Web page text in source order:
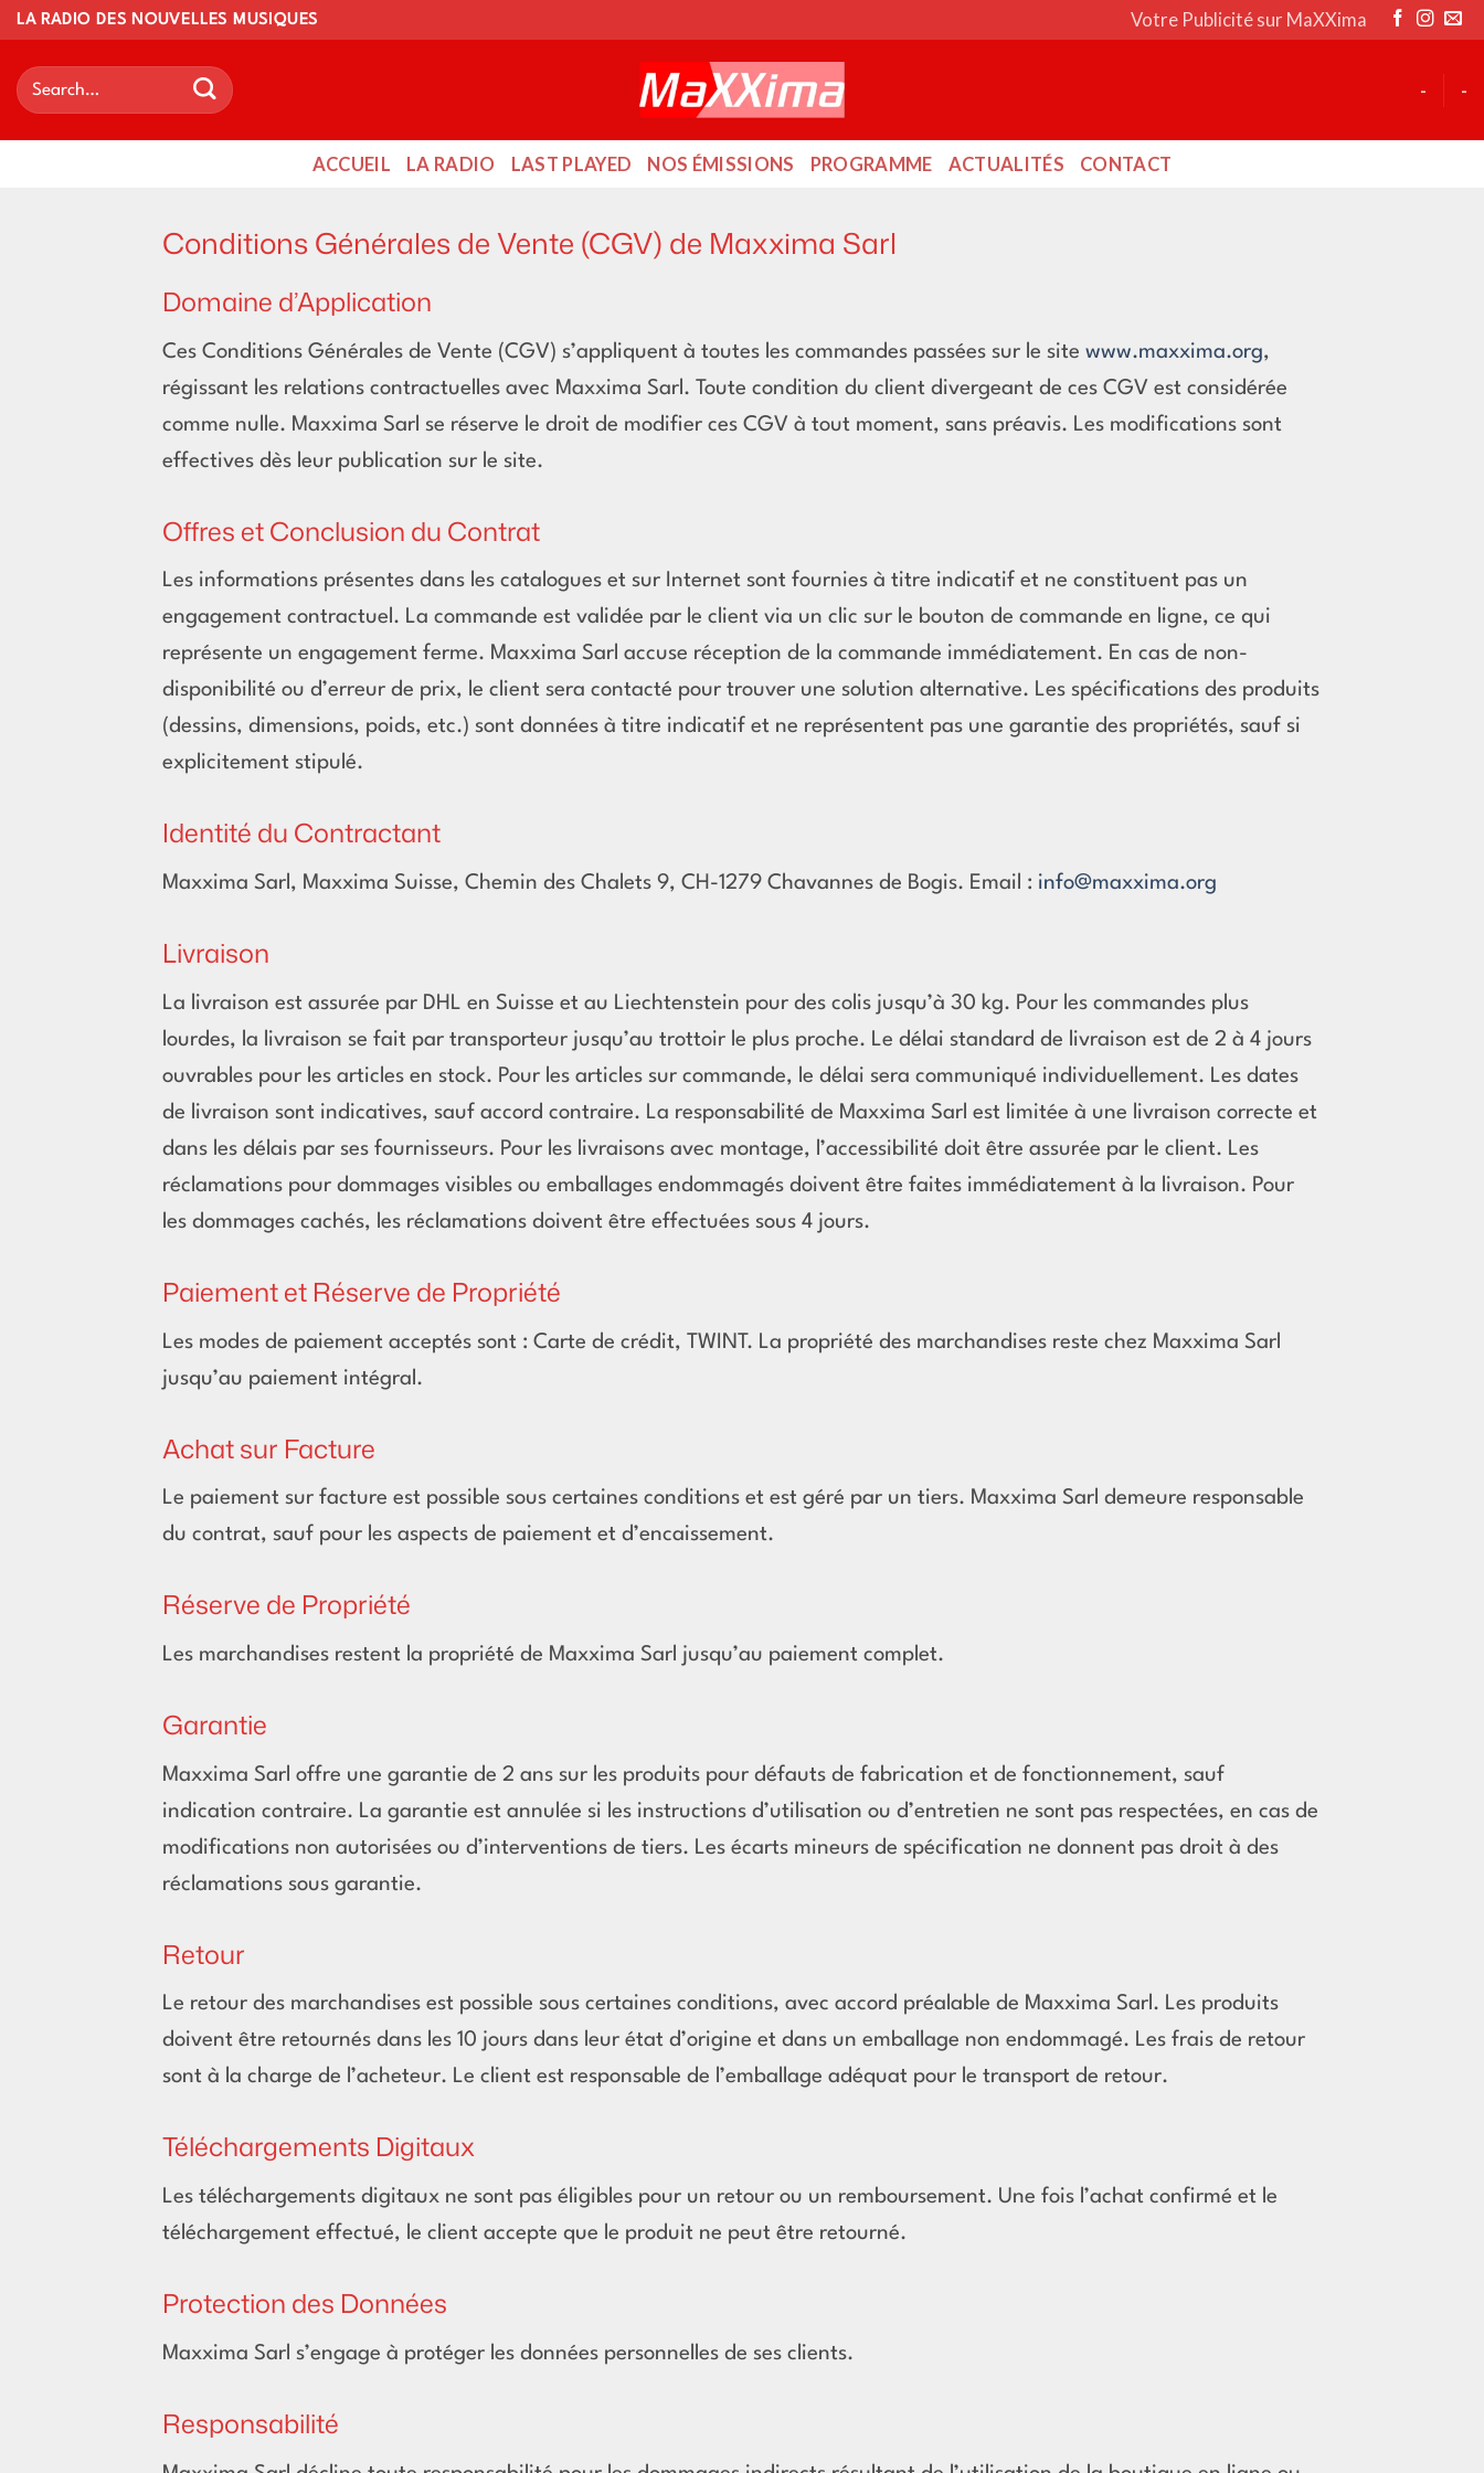
Skip
content
LA RADIO DES NOUVELLES MUSIQUES Votre Publicité sur MaXXima
- -
ACCUEIL LA RADIO LAST PLAYED NOS ÉMISSIONS PROGRAMME ACTUALITÉS CONTACT
Conditions Générales de Vente (CGV) de Maxxima Sarl
Domaine d’Application
Ces Conditions Générales de Vente (CGV) s’appliquent à toutes les commandes passées sur le site www.maxxima.org,
régissant les relations contractuelles avec Maxxima Sarl. Toute condition du client divergeant de ces CGV est considérée
comme nulle. Maxxima Sarl se réserve le droit de modifier ces CGV à tout moment, sans préavis. Les modifications sont
effectives dès leur publication sur le site.
Offres et Conclusion du Contrat
Les informations présentes dans les catalogues et sur Internet sont fournies à titre indicatif et ne constituent pas un
engagement contractuel. La commande est validée par le client via un clic sur le bouton de commande en ligne, ce qui
représente un engagement ferme. Maxxima Sarl accuse réception de la commande immédiatement. En cas de non-
disponibilité ou d’erreur de prix, le client sera contacté pour trouver une solution alternative. Les spécifications des produits
(dessins, dimensions, poids, etc.) sont données à titre indicatif et ne représentent pas une garantie des propriétés, sauf si
explicitement stipulé.
Identité du Contractant
Maxxima Sarl, Maxxima Suisse, Chemin des Chalets 9, CH-1279 Chavannes de Bogis. Email : info@maxxima.org
Livraison
La livraison est assurée par DHL en Suisse et au Liechtenstein pour des colis jusqu’à 30 kg. Pour les commandes plus
lourdes, la livraison se fait par transporteur jusqu’au trottoir le plus proche. Le délai standard de livraison est de 2 à 4 jours
ouvrables pour les articles en stock. Pour les articles sur commande, le délai sera communiqué individuellement. Les dates
de livraison sont indicatives, sauf accord contraire. La responsabilité de Maxxima Sarl est limitée à une livraison correcte et
dans les délais par ses fournisseurs. Pour les livraisons avec montage, l’accessibilité doit être assurée par le client. Les
réclamations pour dommages visibles ou emballages endommagés doivent être faites immédiatement à la livraison. Pour
les dommages cachés, les réclamations doivent être effectuées sous 4 jours.
Paiement et Réserve de Propriété
Les modes de paiement acceptés sont : Carte de crédit, TWINT. La propriété des marchandises reste chez Maxxima Sarl
jusqu’au paiement intégral.
Achat sur Facture
Le paiement sur facture est possible sous certaines conditions et est géré par un tiers. Maxxima Sarl demeure responsable
du contrat, sauf pour les aspects de paiement et d’encaissement.
Réserve de Propriété
Les marchandises restent la propriété de Maxxima Sarl jusqu’au paiement complet.
Garantie
Maxxima Sarl offre une garantie de 2 ans sur les produits pour défauts de fabrication et de fonctionnement, sauf
indication contraire. La garantie est annulée si les instructions d’utilisation ou d’entretien ne sont pas respectées, en cas de
modifications non autorisées ou d’interventions de tiers. Les écarts mineurs de spécification ne donnent pas droit à des
réclamations sous garantie.
Retour
Le retour des marchandises est possible sous certaines conditions, avec accord préalable de Maxxima Sarl. Les produits
doivent être retournés dans les 10 jours dans leur état d’origine et dans un emballage non endommagé. Les frais de retour
sont à la charge de l’acheteur. Le client est responsable de l’emballage adéquat pour le transport de retour.
Téléchargements Digitaux
Les téléchargements digitaux ne sont pas éligibles pour un retour ou un remboursement. Une fois l’achat confirmé et le
téléchargement effectué, le client accepte que le produit ne peut être retourné.
Protection des Données
Maxxima Sarl s’engage à protéger les données personnelles de ses clients.
Responsabilité